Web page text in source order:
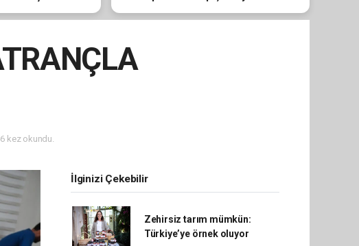
edeceğiz"
kez okundu.
İlginizi Çekebilir
Zehirsiz tarım mümkün:
Türkiye’ye örnek oluyor